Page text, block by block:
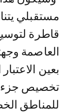
مستقبلي
قاطرة
العاصمة
بعين
تخصيص جزء
للمناطق